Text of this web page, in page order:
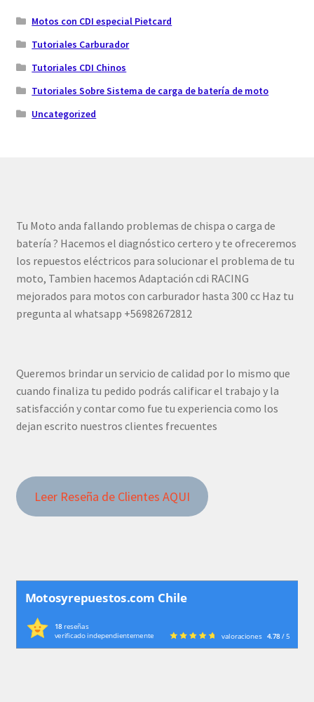
Motos con CDI especial Pietcard
Tutoriales Carburador
Tutoriales CDI Chinos
Tutoriales Sobre Sistema de carga de batería de moto
Uncategorized
Tu Moto anda fallando problemas de chispa o carga de
batería ? Hacemos el diagnóstico certero y te ofreceremos
los repuestos eléctricos para solucionar el problema de tu
moto, Tambien hacemos Adaptación cdi RACING
mejorados para motos con carburador hasta 300 cc Haz tu
pregunta al whatsapp +56982672812
Queremos brindar un servicio de calidad por lo mismo que
cuando finaliza tu pedido podrás calificar el trabajo y la
satisfacción y contar como fue tu experiencia como los
dejan escrito nuestros clientes frecuentes
Leer Reseña de Clientes AQUI
Motosyrepuestos.com Chile
18reseñas
verificado independientemente valoraciones 4.78/ 5